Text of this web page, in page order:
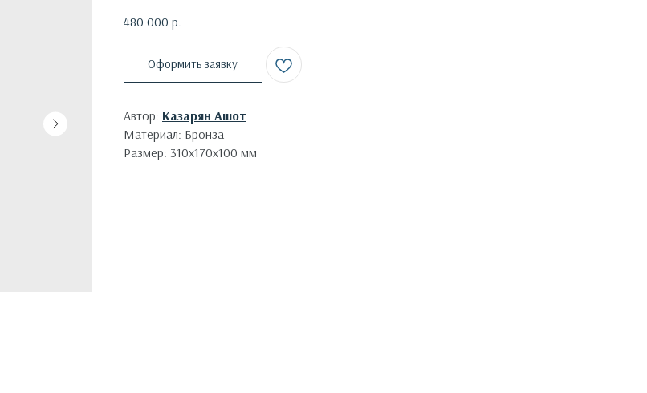
480 000 р.
Оформить заявку
Автор: Казарян Ашот
Материал: Бронза
Размер: 310х170х100 мм